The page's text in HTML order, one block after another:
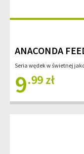
ANACONDA
Seria wędek w świetnej
9.99 zł